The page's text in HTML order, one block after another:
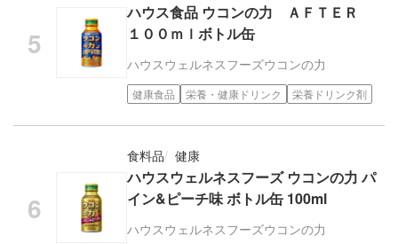
ハウス食品 ウコンの力 ＡＦＴＥＲ
１００ｍｌボトル缶
ハウスウェルネスフーズウコンの力
健康食品 栄養・健康ドリンク 栄養ドリンク剤
食料品 健康
ハウスウェルネスフーズ ウコンの力 パ
イン&ピーチ味 ボトル缶 100ml
ハウスウェルネスフーズウコンの力